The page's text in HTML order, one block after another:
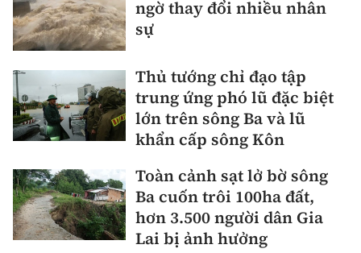
ngờ thay đổi nhiều nhân
sự
Thủ tướng chỉ đạo tập
trung ứng phó lũ đặc biệt
lớn trên sông Ba và lũ
khẩn cấp sông Kôn
Toàn cảnh sạt lở bờ sông
Ba cuốn trôi 100ha đất,
hơn 3.500 người dân Gia
Lai bị ảnh hưởng